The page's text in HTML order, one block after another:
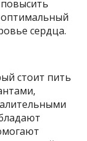
сердца.
стоит пить